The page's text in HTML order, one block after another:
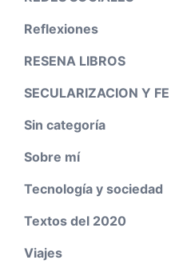
Reflexiones
RESENA LIBROS
SECULARIZACION Y FE
Sin categoría
Sobre mí
Tecnología y sociedad
Textos del 2020
Viajes